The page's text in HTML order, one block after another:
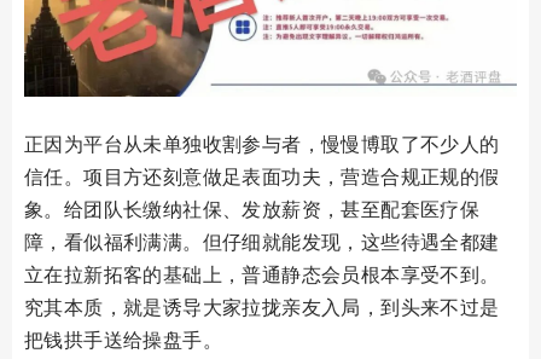
正因为平台从未单独收割参与者，慢慢博取了不少人的
信任。项目方还刻意做足表面功夫，营造合规正规的假
象。给团队长缴纳社保、发放薪资，甚至配套医疗保
障，看似福利满满。但仔细就能发现，这些待遇全都建
立在拉新拓客的基础上，普通静态会员根本享受不到。
究其本质，就是诱导大家拉拢亲友入局，到头来不过是
把钱拱手送给操盘手。